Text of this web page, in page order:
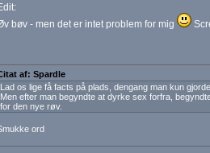
bøv - men det er intet problem for mig
af: Spardle
Lad os lige få facts på plads, dengang man kun
Men efter man begyndte at dyrke sex forfra,
for den nye røv.
ord